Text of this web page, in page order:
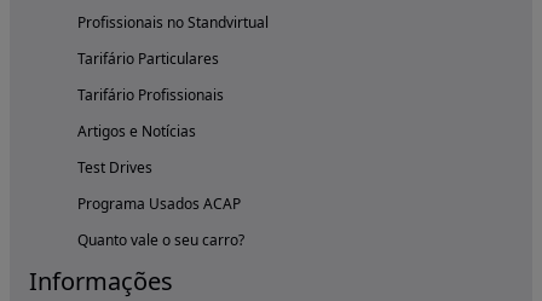
Profissionais no Standvirtual
Tarifário Particulares
Tarifário Profissionais
Artigos e Notícias
Test Drives
Programa Usados ACAP
Quanto vale o seu carro?
Informações